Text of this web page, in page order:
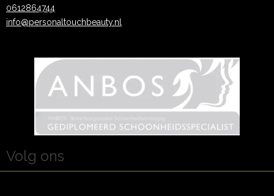
0612864744
info@personaltouchbeauty.nl
Volg ons